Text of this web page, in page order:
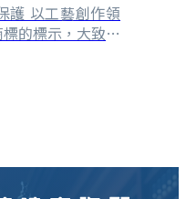
護 以工藝創作領
的標示，大致像
或公司的名稱特
藝家的特殊的圖